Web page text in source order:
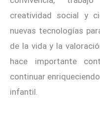
creatividad social y
nuevas tecnologías
de la vida y la
hace importante
continuar
infantil.